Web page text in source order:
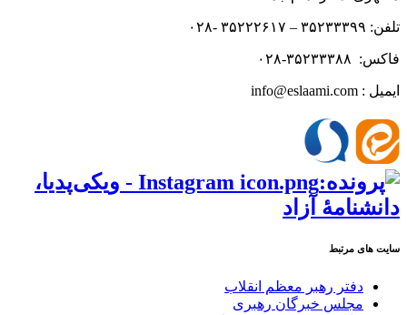
تلفن: ۳۵۲۳۳۳۹۹ – ۳۵۲۲۲۶۱۷ -۰۲۸
فاکس: ۳۵۲۳۳۳۸۸-۰۲۸
ایمیل : info@eslaami.com
سایت های مرتبط
دفتر رهبر معظم انقلاب
مجلس خبرگان رهبری